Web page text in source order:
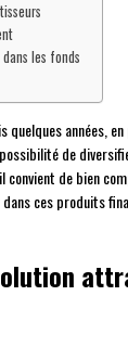
les fonds
quelques années,
de
de bien
ces produits